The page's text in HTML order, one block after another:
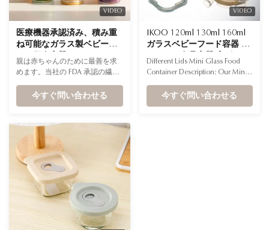
VIDEO
医療機器承認済み、積み重
ね可能なガラス製ベビーフ
ード保存容器、マタニティ
＆ベビーブティック小売業
親は赤ちゃんのために最善を求
めます。当社の FDA 承認の繊細
の純度と安全性を提供します。
積み重ね可能な省スペース設計
ブティックの評判を高めるため
に、この信頼できる必需品をス
トックしてください。
今すぐ問い合わせる
VIDEO
IKOO 120ml 130ml 160ml
ガラスベビーフード容器 ミ
ニガラス食品容器 高ボロシ
リケートガラス
Different Lids Mini Glass Food
Container Description: Our Mini
Different Lids is the ideal choice
for storing small portions, sauces,
今すぐ問い合わせる